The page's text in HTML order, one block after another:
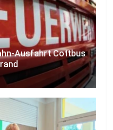
Ausfahrt Cottbus